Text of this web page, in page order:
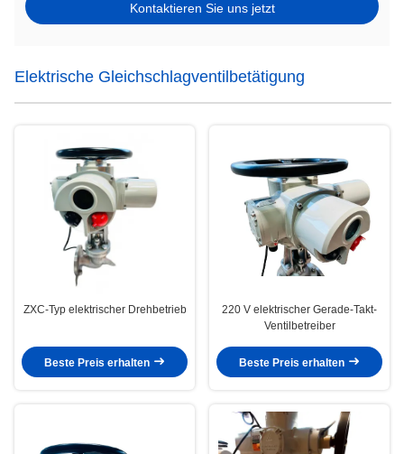
Kontaktieren Sie uns jetzt
Elektrische Gleichschlagventilbetätigung
ZXC-Typ elektrischer Drehbetrieb
Beste Preis erhalten
220 V elektrischer Gerade-Takt-
Ventilbetreiber
Beste Preis erhalten